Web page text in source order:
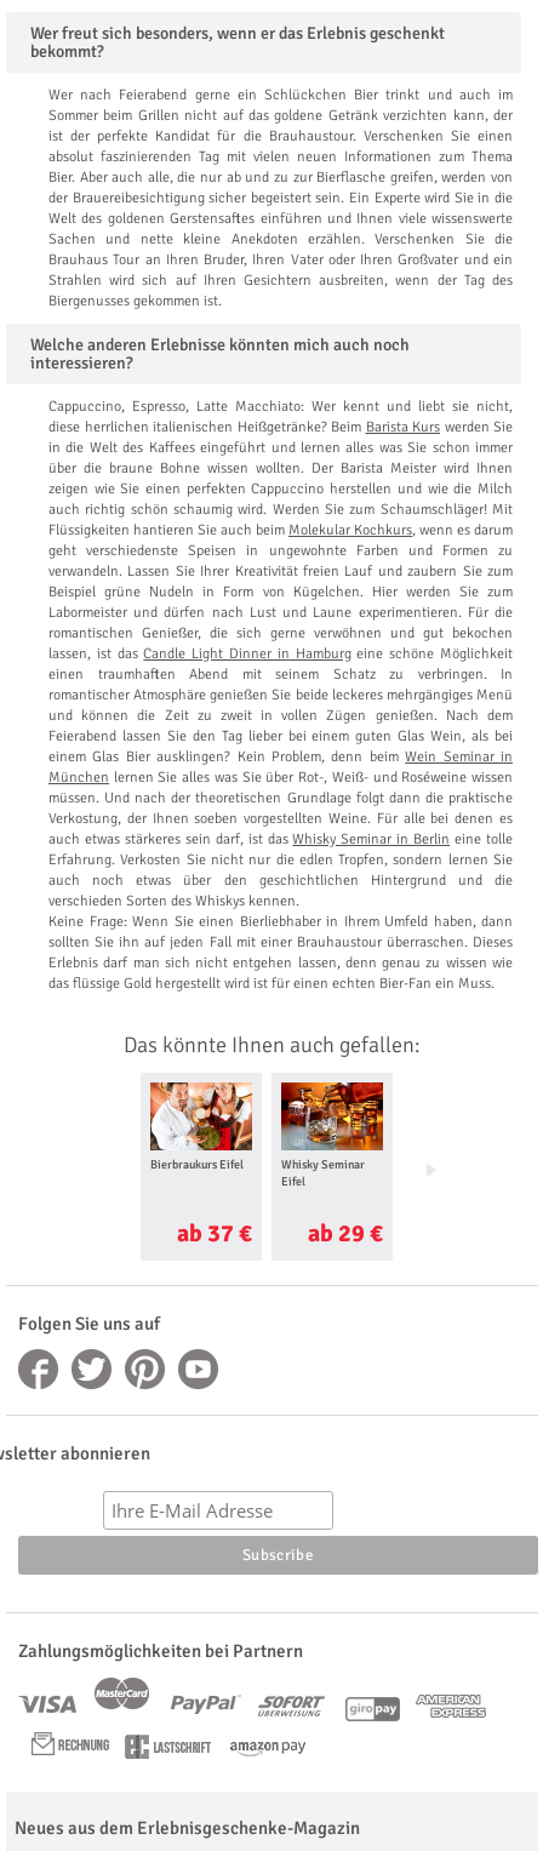
Wer freut sich besonders, wenn er das Erlebnis geschenkt
bekommt?
Wer nach Feierabend gerne ein Schlückchen Bier trinkt und auch im
Sommer beim Grillen nicht auf das goldene Getränk verzichten kann, der
ist der perfekte Kandidat für die Brauhaustour. Verschenken Sie einen
absolut faszinierenden Tag mit vielen neuen Informationen zum Thema
Bier. Aber auch alle, die nur ab und zu zur Bierflasche greifen, werden von
der Brauereibesichtigung sicher begeistert sein. Ein Experte wird Sie in die
Welt des goldenen Gerstensaftes einführen und Ihnen viele wissenswerte
Sachen und nette kleine Anekdoten erzählen. Verschenken Sie die
Brauhaus Tour an Ihren Bruder, Ihren Vater oder Ihren Großvater und ein
Strahlen wird sich auf Ihren Gesichtern ausbreiten, wenn der Tag des
Biergenusses gekommen ist.
Welche anderen Erlebnisse könnten mich auch noch
interessieren?
Cappuccino, Espresso, Latte Macchiato: Wer kennt und liebt sie nicht,
diese herrlichen italienischen Heißgetränke? Beim Barista Kurs werden Sie
in die Welt des Kaffees eingeführt und lernen alles was Sie schon immer
über die braune Bohne wissen wollten. Der Barista Meister wird Ihnen
zeigen wie Sie einen perfekten Cappuccino herstellen und wie die Milch
auch richtig schön schaumig wird. Werden Sie zum Schaumschläger! Mit
Flüssigkeiten hantieren Sie auch beim Molekular Kochkurs, wenn es darum
geht verschiedenste Speisen in ungewohnte Farben und Formen zu
verwandeln. Lassen Sie Ihrer Kreativität freien Lauf und zaubern Sie zum
Beispiel grüne Nudeln in Form von Kügelchen. Hier werden Sie zum
Labormeister und dürfen nach Lust und Laune experimentieren. Für die
romantischen Genießer, die sich gerne verwöhnen und gut bekochen
lassen, ist dasCandle Light Dinner in Hamburgeine schöne Möglichkeit
einen traumhaften Abend mit seinem Schatz zu verbringen. In
romantischer Atmosphäre genießen Sie beide leckeres mehrgängiges Menü
und können die Zeit zu zweit in vollen Zügen genießen. Nach dem
Feierabend lassen Sie den Tag lieber bei einem guten Glas Wein, als bei
einem Glas Bier ausklingen? Kein Problem, denn beimWein Seminar in
München lernen Sie alles was Sie über Rot-, Weiß- und Roséweine wissen
müssen. Und nach der theoretischen Grundlage folgt dann die praktische
Verkostung, der Ihnen soeben vorgestellten Weine. Für alle bei denen es
auch etwas stärkeres sein darf, ist dasWhisky Seminar in Berlin eine tolle
Erfahrung. Verkosten Sie nicht nur die edlen Tropfen, sondern lernen Sie
auch noch etwas über den geschichtlichen Hintergrund und die
verschieden Sorten des Whiskys kennen.
Keine Frage: Wenn Sie einen Bierliebhaber in Ihrem Umfeld haben, dann
sollten Sie ihn auf jeden Fall mit einer Brauhaustour überraschen. Dieses
Erlebnis darf man sich nicht entgehen lassen, denn genau zu wissen wie
das flüssige Gold hergestellt wird ist für einen echten Bier-Fan ein Muss.
Das könnte Ihnen auch gefallen:
Bierbraukurs Eifel
ab 37 €
Whisky Seminar
Eifel
ab 29 €
Weingut
Folgen Sie uns auf
abonnieren
Zahlungsmöglichkeiten bei Partnern
Neues aus dem Erlebnisgeschenke-Magazin